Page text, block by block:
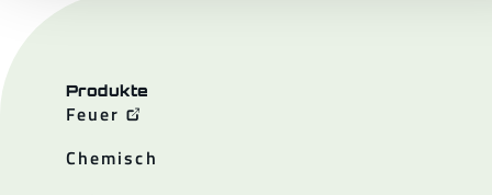
Produkte
Feuer
Chemisch